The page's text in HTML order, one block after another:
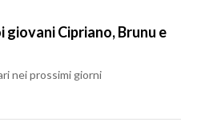
giovani Cipriano, Brunu e
nei prossimi giorni